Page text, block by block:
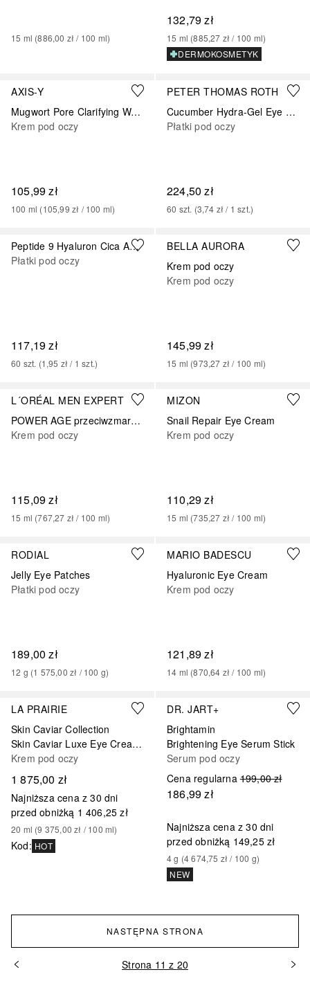
15 ml (886,00 zł / 100 ml)
132,79 zł
15 ml (885,27 zł / 100 ml)
DERMOKOSMETYK
AXIS-Y
Mugwort Pore Clarifying Wash Off Pack
Krem pod oczy
105,99 zł
100 ml (105,99 zł / 100 ml)
PETER THOMAS ROTH
Cucumber Hydra-Gel Eye Patches
Płatki pod oczy
224,50 zł
60 szt. (3,74 zł / 1 szt.)
Peptide 9 Hyaluron Cica Ampoule Eye Patch
Płatki pod oczy
117,19 zł
60 szt. (1,95 zł / 1 szt.)
BELLA AURORA
Krem pod oczy
Krem pod oczy
145,99 zł
15 ml (973,27 zł / 100 ml)
L´ORÉAL MEN EXPERT
POWER AGE przeciwzmarszczkowy kontur oczu z kwasem hialuronowym
Krem pod oczy
115,09 zł
15 ml (767,27 zł / 100 ml)
MIZON
Snail Repair Eye Cream
Krem pod oczy
110,29 zł
15 ml (735,27 zł / 100 ml)
RODIAL
Jelly Eye Patches
Płatki pod oczy
189,00 zł
12 g (1 575,00 zł / 100 g)
MARIO BADESCU
Hyaluronic Eye Cream
Krem pod oczy
121,89 zł
14 ml (870,64 zł / 100 ml)
LA PRAIRIE
Skin Caviar Collection
Skin Caviar Luxe Eye Cream,
Krem pod oczy
1 875,00 zł
Najniższa cena z 30 dni
przed obniżką 1 406,25 zł
20 ml (9 375,00 zł / 100 ml)
Kod: HOT
Sponsorowany
DR. JART+
Brightamin
Brightening Eye Serum Stick
Serum pod oczy
Cena regularna 199,00 zł
186,99 zł
Najniższa cena z 30 dni
przed obniżką 149,25 zł
4 g (4 674,75 zł / 100 g)
NEW
Sponsorowany
NASTĘPNA STRONA
Strona 11 z 20